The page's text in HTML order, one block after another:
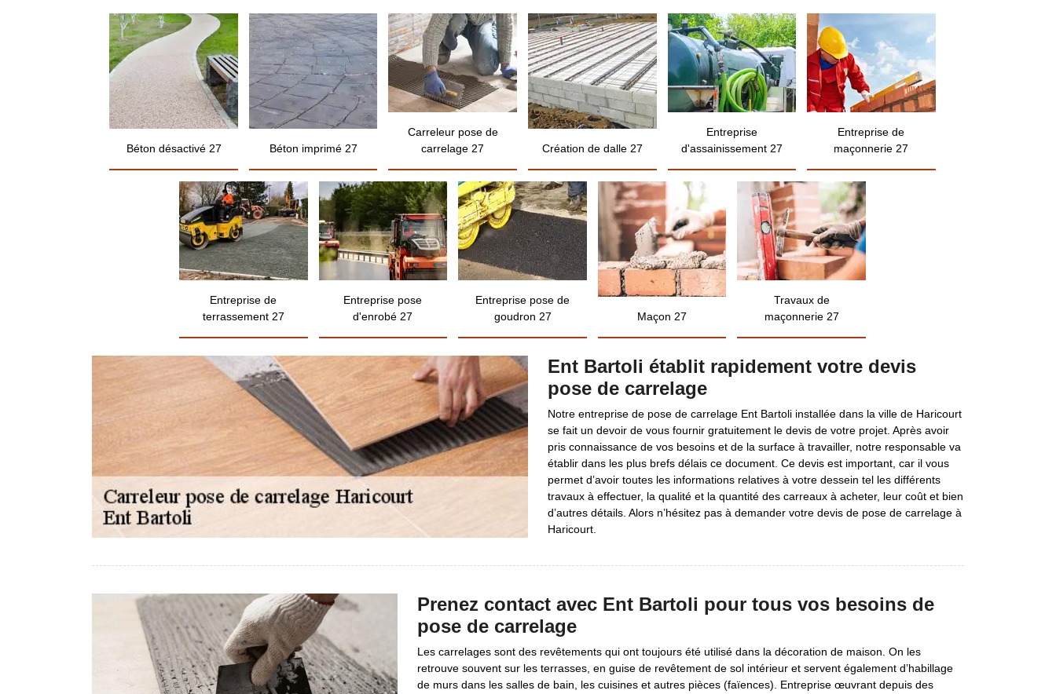
Béton désactivé 27 Béton imprimé 27
Carreleur pose de
carrelage 27
Création de dalle 27
Entreprise
d'assainissement 27
Entreprise de
maçonnerie 27
Entreprise de
terrassement 27
Entreprise pose
d'enrobé 27
Entreprise pose de
goudron 27
Maçon 27
Travaux de
maçonnerie 27
Ent Bartoli établit rapidement votre devis
pose de carrelage
Notre entreprise de pose de carrelage Ent Bartoli installée dans la ville de Haricourt
se fait un devoir de vous fournir gratuitement le devis de votre projet. Après avoir
pris connaissance de vos besoins et de la surface à travailler, notre responsable va
établir dans les plus brefs délais ce document. Ce devis est important, car il vous
permet d’avoir toutes les informations relatives à votre dessein tel les différents
travaux à effectuer, la qualité et la quantité des carreaux à acheter, leur coût et bien
d’autres détails. Alors n’hésitez pas à demander votre devis de pose de carrelage à
Haricourt.
Prenez contact avec Ent Bartoli pour tous vos besoins de
pose de carrelage
Les carrelages sont des revêtements qui ont toujours été utilisé dans la décoration de maison. On les
retrouve souvent sur les terrasses, en guise de revêtement de sol intérieur et servent également d’habillage
de murs dans les salles de bain, les cuisines et autres pièces (faïences). Entreprise œuvrant depuis des